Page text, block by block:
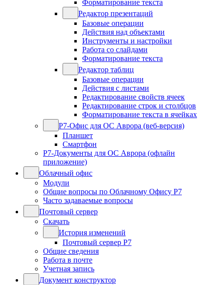
Форматирование текста
Редактор презентаций
Базовые операции
Действия над объектами
Инструменты и настройки
Работа со слайдами
Форматирование текста
Редактор таблиц
Базовые операции
Действия с листами
Редактирование свойств ячеек
Редактирование строк и столбцов
Форматирование текста в ячейках
Р7-Офис для ОС Аврора (веб-версия)
Планшет
Смартфон
Р7-Документы для ОС Аврора (офлайн
приложение)
Облачный офис
Модули
Общие вопросы по Облачному Офису Р7
Часто задаваемые вопросы
Почтовый сервер
Скачать
История изменений
Почтовый сервер Р7
Общие сведения
Работа в почте
Учетная запись
Документ конструктор